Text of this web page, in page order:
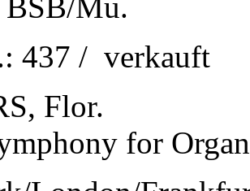
437 / verkauft
Flor.
for